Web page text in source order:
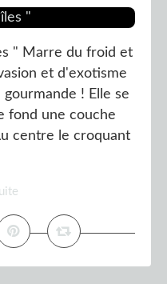
" Marre du froid et
et d'exotisme
! Elle se
fond une couche
centre le croquant